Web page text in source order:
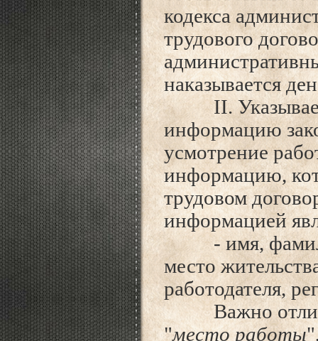
кодекса
трудового
наказывается
II.
информацию
усмотрение
информацию,
трудовом
информацией
- имя, фамилие
место
работодателя,
Важно
"место работы